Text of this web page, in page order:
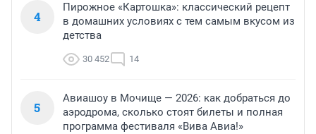
4
Пирожное «Картошка»: классический рецепт
в домашних условиях с тем самым вкусом из
детства
30 452 14
5
Авиашоу в Мочище — 2026: как добраться до
аэродрома, сколько стоят билеты и полная
программа фестиваля «Вива Авиа!»